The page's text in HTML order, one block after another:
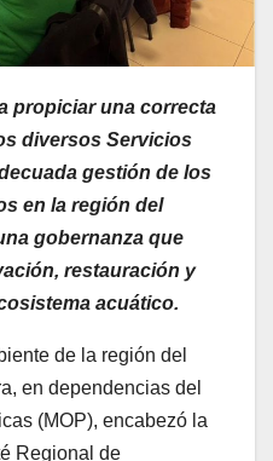
propiciar una correcta
diversos Servicios
gestión de los
en la región del
gobernanza que
restauración y
acuático.
de la región del
en dependencias del
(MOP), encabezó la
Regional de